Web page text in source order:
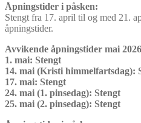
Åpningstider i påsken:
Stengt fra 17. april til og med 21.
åpningstider.
Avvikende åpningstider mai
1. mai: Stengt
14. mai (Kristi himmelfartsdag):
17. mai: Stengt
24. mai (1. pinsedag): Stengt
25. mai (2. pinsedag): Stengt